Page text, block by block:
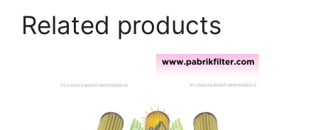
Related products